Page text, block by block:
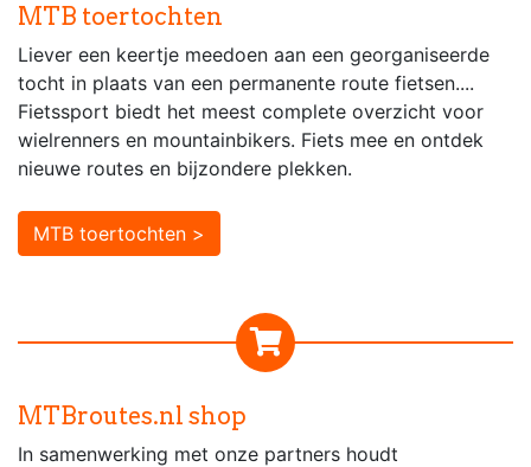
MTB toertochten
Liever een keertje meedoen aan een georganiseerde
tocht in plaats van een permanente route fietsen....
Fietssport biedt het meest complete overzicht voor
wielrenners en mountainbikers. Fiets mee en ontdek
nieuwe routes en bijzondere plekken.
MTB toertochten >
MTBroutes.nl shop
In samenwerking met onze partners houdt